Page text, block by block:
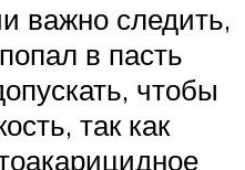
важно следить,
в пасть
чтобы
так как